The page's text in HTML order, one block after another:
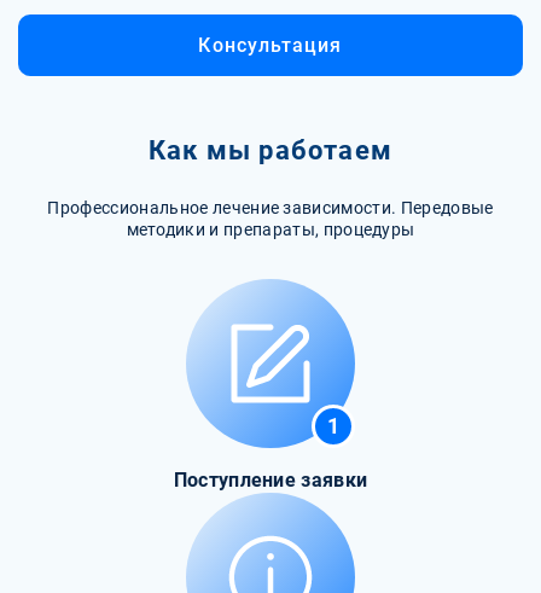
Консультация
Как мы работаем
Профессиональное лечение зависимости. Передовые
методики и препараты, процедуры
1
Поступление заявки